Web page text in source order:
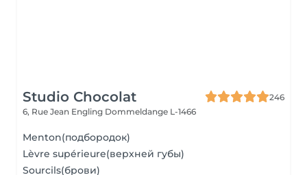
Studio Chocolat
246
6, Rue Jean Engling Dommeldange L-1466
Menton(подбородок)
Lèvre supérieure(верхней губы)
Sourcils(брови)